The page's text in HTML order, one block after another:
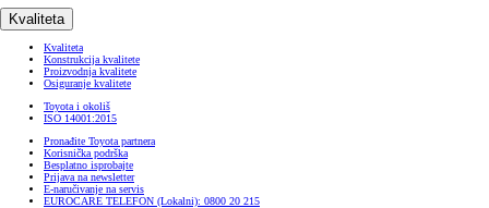
Kvaliteta
Kvaliteta
Konstrukcija kvalitete
Proizvodnja kvalitete
Osiguranje kvalitete
Toyota i okoliš
ISO 14001:2015
Pronađite Toyota partnera
Korisnička podrška
Besplatno isprobajte
Prijava na newsletter
E-naručivanje na servis
EUROCARE TELEFON (Lokalni): 0800 20 215